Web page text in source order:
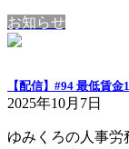
お知らせ
【配信】#94 最低賃
2025年10月7日
ゆみくろの人事